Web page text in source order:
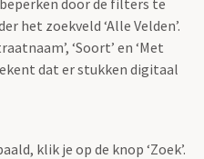
het zoekveld ‘Alle Velden’.
‘Soort’ en ‘Met
dat er stukken digitaal
klik je op de knop ‘Zoek’.